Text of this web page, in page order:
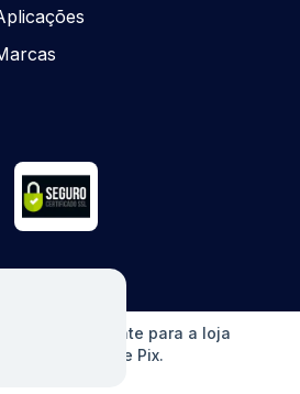
válidas somente para a loja
boleto e Pix.